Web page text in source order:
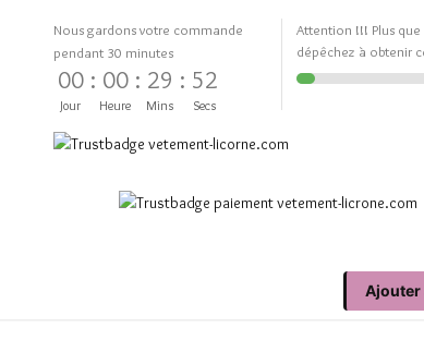
Nous gardons votre commande
pendant 30 minutes
00
Jour
: 00
Heure
: 29
Mins
: 51
Secs
Attention !!! Plus
dépêchez à obtenir
Ajouter